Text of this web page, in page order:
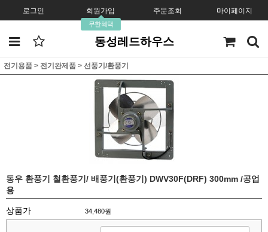
로그인 회원가입
무한혜택
주문조회 마이페이지
동성레드하우스
전기용품 > 전기완제품 > 선풍기/환풍기
동우 환풍기 철환풍기/ 배풍기(환풍기) DWV30F(DRF) 300mm /공업
용
상품가 34,480원